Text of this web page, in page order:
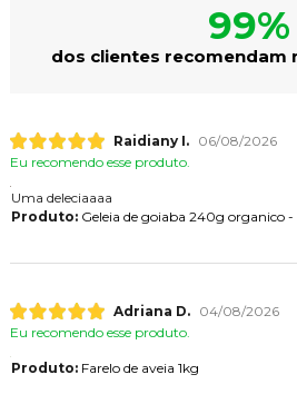
99%
dos clientes recomendam
Raidiany I.
06/08/2026
Eu recomendo esse produto.
Uma deleciaaaa
Produto:Geleia de goiaba 240g organico -
Adriana D.
04/08/2026
Eu recomendo esse produto.
Produto:Farelo de aveia 1kg